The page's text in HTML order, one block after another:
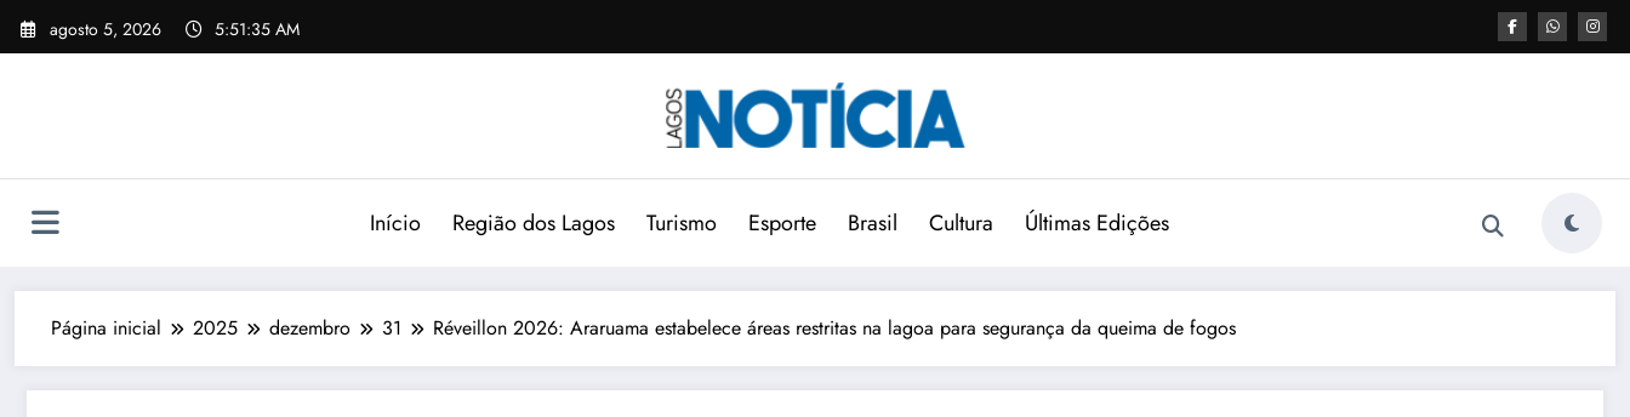
agosto 5, 2026 5:51:36 AM
Início Região dos Lagos Turismo Esporte Brasil Cultura Últimas Edições
Página inicial 2025 dezembro 31 Réveillon 2026: Araruama estabelece áreas restritas na lagoa para segurança da queima de fogos